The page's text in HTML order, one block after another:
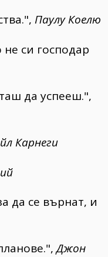
Паулу Коелю
си господар
да успееш.",
Карнеги
да се върнат, и
Джон